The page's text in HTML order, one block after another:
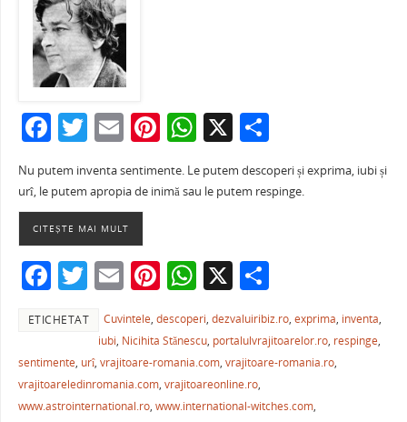
F
c
e
b
o
o
k
T
itt
er
E
m
ai
l
Pi
er
W
at
p
p
X P
ar
ta
ză
Nu putem inventa sentimente. Le putem descoperi și exprima, iubi și
urî, le putem apropia de inimă sau le putem respinge.
CITEȘTE MAI MULT
F
c
e
b
T
w
itt
er
E
m
ai
l
Pi
nt
er
e
st
W
h
at
s
A
X P
ar
ta
je
a
ETICHETAT Cuvintele,descoperi,dezvaluiribiz.ro,exprima, inventa,
iubi, Nicihita Stănescu, portalulvrajitoarelor.ro, respinge,
sentimente, urî, vrajitoare-romania.com, vrajitoare-romania.ro,
vrajitoareledinromania.com, vrajitoareonline.ro,
www.astrointernational.ro, www.international-witches.com,